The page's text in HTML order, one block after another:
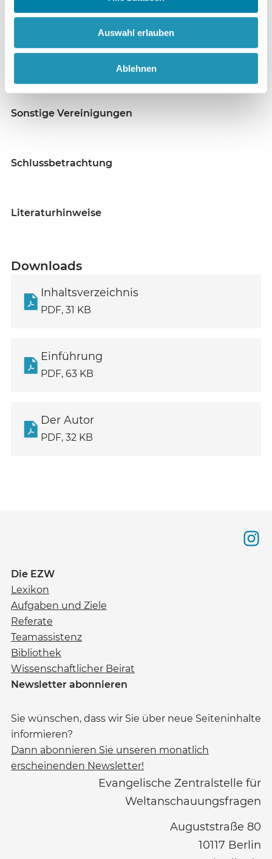
Auswahl erlauben
Ablehnen
Das Word Institute of Scientology Enterprises
Die Association for Better Living nd Education
(A.B.L.E.)
Sonstige Vereinigungen
Schlussbetrachtung
Literaturhinweise
Downloads
Inhaltsverzeichnis
PDF, 31 KB
Einführung
PDF, 63 KB
Der Autor
PDF, 32 KB
Die EZW
Lexikon
Aufgaben und Ziele
Referate
Teamassistenz
Bibliothek
Wissenschaftlicher Beirat
Newsletter abonnieren
Sie wünschen, dass wir Sie über neue Seiteninhalte
informieren?
Dann abonnieren Sie unseren monatlich
erscheinenden Newsletter!
Evangelische Zentralstelle für
Weltanschauungsfragen
Auguststraße 80
10117 Berlin